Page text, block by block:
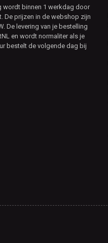
wordt binnen 1 werkdag door
De prijzen in de webshop zijn
De levering van je bestelling
en wordt normaliter als je
bestelt de volgende dag bij